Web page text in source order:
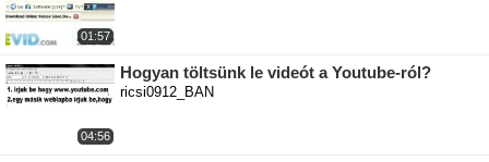
01:57
04:56
Hogyan töltsünk le videót a Youtube-ról?
ricsi0912_BAN